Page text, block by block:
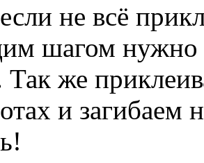
не всё
шагом нужно
же
и загибаем